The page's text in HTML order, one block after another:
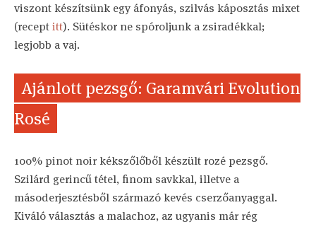
viszont készítsünk egy áfonyás, szilvás káposztás mixet
(receptitt). Sütéskor ne spóroljunk a zsiradékkal;
legjobb a vaj.
Ajánlott pezsgő: Garamvári Evolution
Rosé
100% pinot noir kékszőlőből készült rozé pezsgő.
Szilárd gerincű tétel, finom savkkal, illetve a
másoderjesztésből származó kevés cserzőanyaggal.
Kiváló választás a malachoz, az ugyanis már rég